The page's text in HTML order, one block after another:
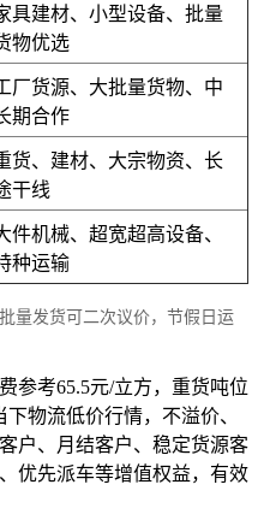
具建材、小型设备、批量
物优选
厂货源、大批量货物、中
期合作
货、建材、大宗物资、长
干线
件机械、超宽超高设备、
种运输
量发货可二次议价，节假日运
参考65.5元/立方，重货吨位
物流低价行情，不溢价、
户、月结客户、稳定货源客
优先派车等增值权益，有效